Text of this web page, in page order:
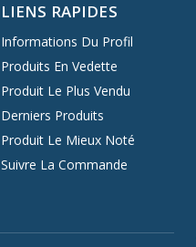
LIENS RAPIDES
Informations Du Profil
Produits En Vedette
Produit Le Plus Vendu
Derniers Produits
Produit Le Mieux Noté
Suivre La Commande